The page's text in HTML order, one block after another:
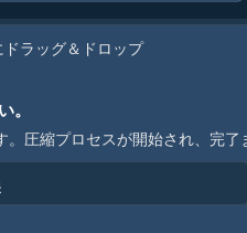
ラッグ＆ドロップ
。
圧縮プロセスが開始され、完了